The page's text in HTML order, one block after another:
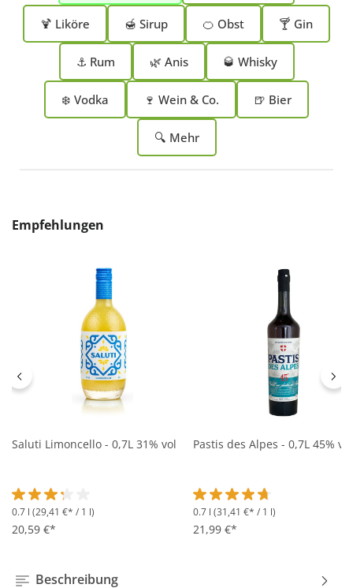
🍹 Liköre 🍯 Sirup 🍊 Obst 🍸 Gin
⚓ Rum 🌿 Anis 🥃 Whisky
❄️ Vodka 🍷 Wein & Co. 🍺 Bier
🔍 Mehr
Produktgalerie überspringen
Empfehlungen
Saluti Limoncello - 0,7L 31% vol
Durchschnittliche Bewertung von 3.2 von 5 Sternen
0.7 l (29,41 €* / 1 l)
20,59 €*
Pastis des Alpes - 0,7L 45% vol
Durchschnittliche
0.7 l (31,41 €* / 1 l)
21,99 €*
Beschreibung